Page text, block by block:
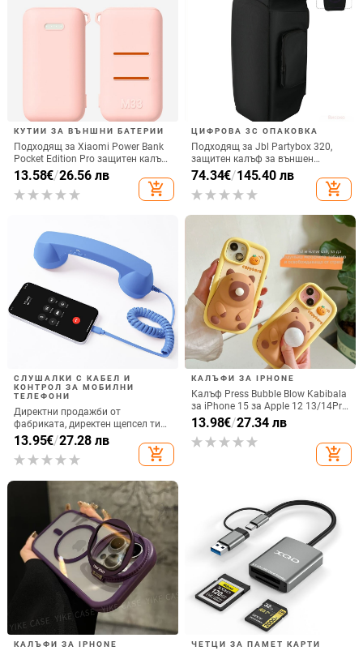
КУТИИ ЗА ВЪНШНИ БАТЕРИИ
Подходящ за Xiaomi Power Bank
Pocket Edition Pro защитен калъф
33W силиконов 10000mA
неплъзгащ се защитен калъф за
Power Bank
13.58€/26.56 лв
add_shopping_cart
ЦИФРОВА 3C ОПАКОВКА
Подходящ за Jbl Partybox 320,
защитен калъф за външен
високоговорител, калъф за
количка Stage 320 Audio,
прахозащитно покритие.
74.34€/145.40 лв
add_shopping_cart
СЛУШАЛКИ С КАБЕЛ И
КОНТРОЛ ЗА МОБИЛНИ
ТЕЛЕФОНИ
Директни продажби от
фабриката, директен щепсел тип
C, мобилен телефон, Douyin
Internet Celebrity, електрически
микрофон, слушалки с C порт,
13.95€/27.28 лв
add_shopping_cart
КАЛЪФИ ЗА IPHONE
Калъф Press Bubble Blow Kabibala
за iPhone 15 за Apple 12 13/14Pro
Max, устойчив на изпускане 11
13.98€/27.34 лв
add_shopping_cart
КАЛЪФИ ЗА IPHONE ЧЕТЦИ ЗА ПАМЕТ КАРТИ